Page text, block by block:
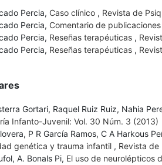
Percia, Caso clínico , Revista de
Percia, Comentario de publicaciones
Percia, Reseñas terapéuticas ,
Percia, Reseñas terapéuticas ,
Gortari, Raquel Ruiz Ruiz, Nahia
Infanto-Juvenil: Vol. 30 Núm. 3 (2013)
P R García Ramos, C A Harkous
genética y trauma infantil , Revista
A. Bonals Pi, El uso de neurolépticos